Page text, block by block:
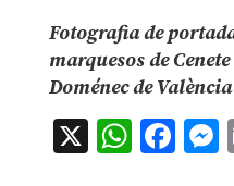
Fotografia de
marquesos de
Doménec de
X